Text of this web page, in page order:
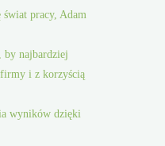
pracy, Adam
by najbardziej
firmy i z korzyścią
wyników dzięki